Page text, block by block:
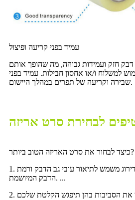
עמיד בפני קריעה ופיצול
חזק ועמידות גבוהה, מה שהופך אותם
למשלוח ו/או אחסון חבילות. עמיד בפני
שבירה וקריעה של תפרים במהלך היישום.
לבחירת סרט אריזה
כיצד לבחור את סרט האריזה הטוב ביותר?
1. התבונן בדרגת הדבק. דירוג משמש לתיאור עובי גב הדבק ורמת
הדבק המיושמת. ...